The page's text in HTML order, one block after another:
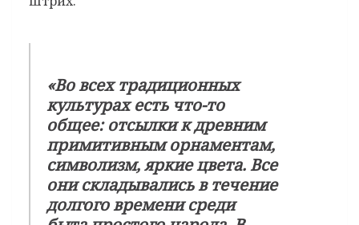
«Во всех традиционных
культурах есть что-то
общее: отсылки к древним
примитивным орнаментам,
символизм, яркие цвета. Все
они складывались в течение
долгого времени среди